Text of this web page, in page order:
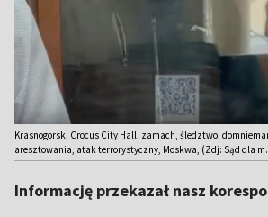
Krasnogorsk, Crocus City Hall, zamach, śledztwo,
aresztowania, atak terrorystyczny, Moskwa, (Zdj: Sąd dla
Informację przekazał nasz